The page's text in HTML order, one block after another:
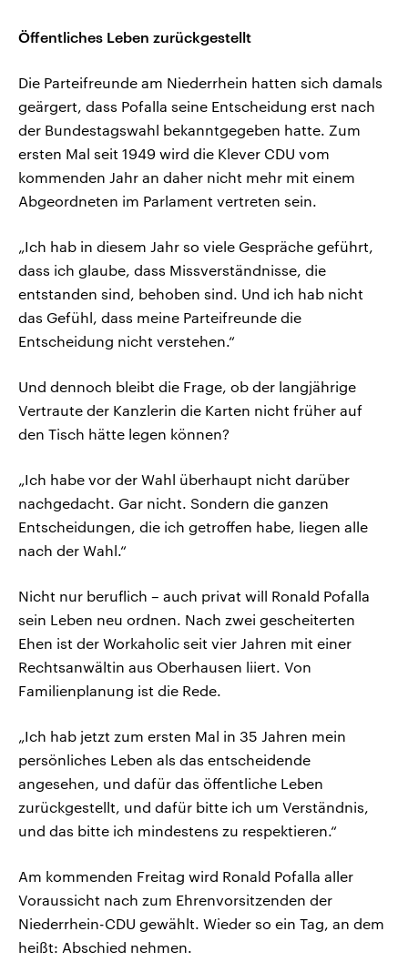
Öffentliches Leben zurückgestellt
Die Parteifreunde am Niederrhein hatten sich damals
geärgert, dass Pofalla seine Entscheidung erst nach
der Bundestagswahl bekanntgegeben hatte. Zum
ersten Mal seit 1949 wird die Klever CDU vom
kommenden Jahr an daher nicht mehr mit einem
Abgeordneten im Parlament vertreten sein.
„Ich hab in diesem Jahr so viele Gespräche geführt,
dass ich glaube, dass Missverständnisse, die
entstanden sind, behoben sind. Und ich hab nicht
das Gefühl, dass meine Parteifreunde die
Entscheidung nicht verstehen.“
Und dennoch bleibt die Frage, ob der langjährige
Vertraute der Kanzlerin die Karten nicht früher auf
den Tisch hätte legen können?
„Ich habe vor der Wahl überhaupt nicht darüber
nachgedacht. Gar nicht. Sondern die ganzen
Entscheidungen, die ich getroffen habe, liegen alle
nach der Wahl.“
Nicht nur beruflich – auch privat will Ronald Pofalla
sein Leben neu ordnen. Nach zwei gescheiterten
Ehen ist der Workaholic seit vier Jahren mit einer
Rechtsanwältin aus Oberhausen liiert. Von
Familienplanung ist die Rede.
„Ich hab jetzt zum ersten Mal in 35 Jahren mein
persönliches Leben als das entscheidende
angesehen, und dafür das öffentliche Leben
zurückgestellt, und dafür bitte ich um Verständnis,
und das bitte ich mindestens zu respektieren.“
Am kommenden Freitag wird Ronald Pofalla aller
Voraussicht nach zum Ehrenvorsitzenden der
Niederrhein-CDU gewählt. Wieder so ein Tag, an dem
heißt: Abschied nehmen.